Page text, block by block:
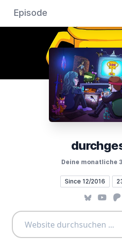
Episode
Deine monatliche
Since 12/2016
Bluesky